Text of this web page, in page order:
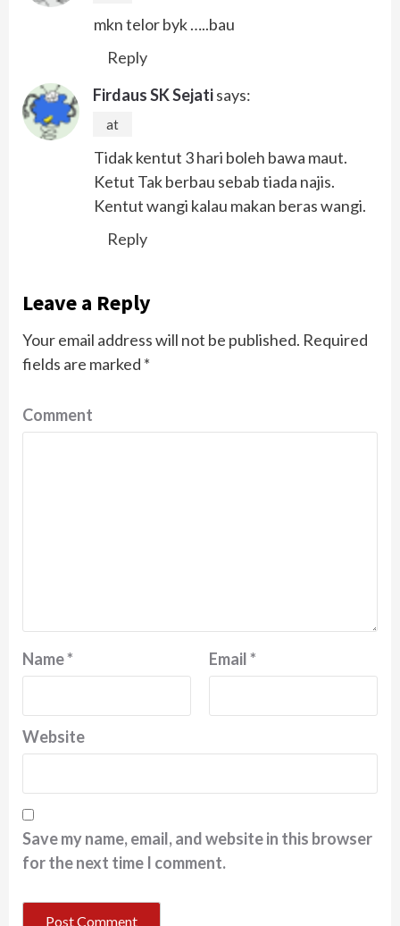
mkn telor byk …..bau
Reply
Firdaus SK Sejatisays:
at
Tidak kentut 3 hari boleh bawa maut.
Ketut Tak berbau sebab tiada najis.
Kentut wangi kalau makan beras wangi.
Reply
Leave a Reply
Your email address will not be published. Required
fields are marked *
Comment
Name* Email*
Website
Save my name, email, and website in this browser
for the next time I comment.